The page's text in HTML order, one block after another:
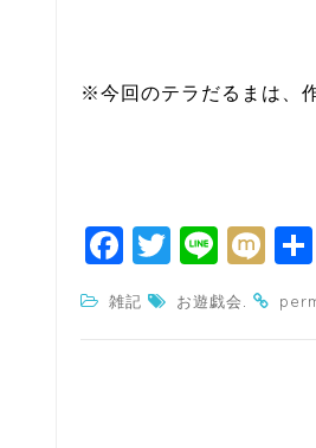
※今回のテラだるまは、
F
a
c
T
w
itt
Li
n
e
M
雑記 お遊戯会.